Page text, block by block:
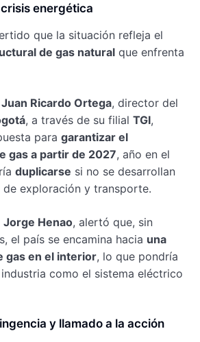
energética
que la situación refleja el
de gas natural que enfrenta
Juan Ricardo Ortega, director del
, a través de su filial TGI,
para garantizar el
gas a partir de 2027, año en el
duplicarse si no se desarrollan
exploración y transporte.
Jorge Henao, alertó que, sin
el país se encamina hacia una
gas en el interior, lo que pondría
como el sistema eléctrico
y llamado a la acción